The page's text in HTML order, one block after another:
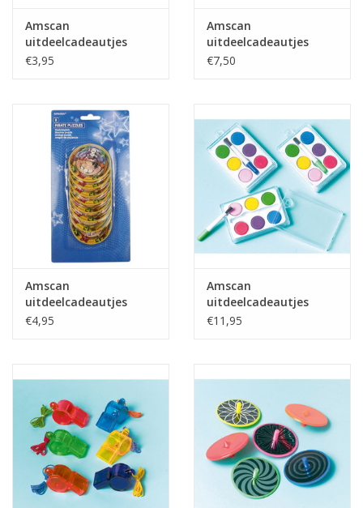
Amscan
uitdeelcadeautjes
lipfluitjes 12 stuks
€3,95
Amscan
uitdeelcadeautjes
paddle ball 12 stuks
€7,50
Amscan
uitdeelcadeautjes
piraten puzzels 8
€4,95
Amscan
uitdeelcadeautjes
schminksetje 12 stuks
€11,95